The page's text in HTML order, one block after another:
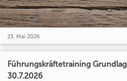
23. Mai 2026
Führungskräftetraining
30.7.2026